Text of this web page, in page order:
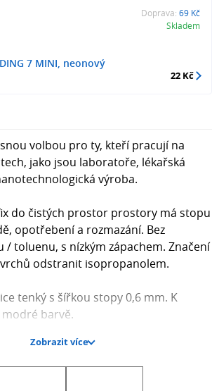
7 MINI, neonový
Doprava: 69 Kč
Skladem
22 Kč
volbou pro ty, kteří pracují na
jako jsou laboratoře, lékařská
výroba.
do čistých prostor prostory má stopu
opotřebení a rozmazání. Bez
/ toluenu, s nízkým zápachem. Značení
odstranit isopropanolem.
tenký s šířkou stopy 0,6 mm. K
barvě.
vyžadující vysokou čistotu
Zobrazit více